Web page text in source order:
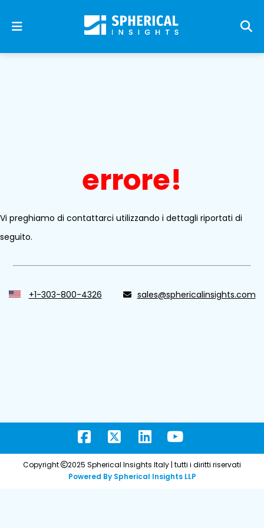
errore!
Vi preghiamo di contattarci utilizzando i dettagli riportati di
seguito.
+1-303-800-4326 sales@sphericalinsights.com
Copyright
2025 Spherical Insights Italy | tutti i diritti riservati
Powered By Spherical Insights LLP